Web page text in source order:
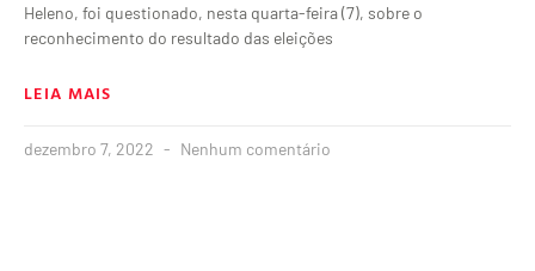
Heleno, foi questionado, nesta quarta-feira (7), sobre o
reconhecimento do resultado das eleições
LEIA MAIS
dezembro 7, 2022 Nenhum comentário